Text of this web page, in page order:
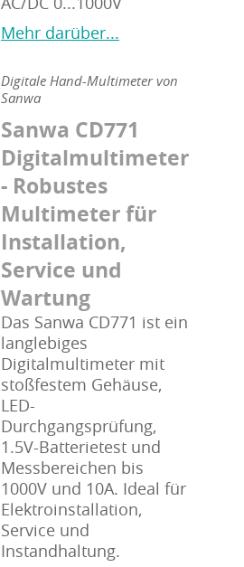
Mehr darüber...
Digitale Hand-Multimeter von
Sanwa
Sanwa CD771
Digitalmultimeter
- Robustes
Multimeter für
Installation,
Service und
Wartung
Das Sanwa CD771 ist ein
langlebiges
Digitalmultimeter mit
stoßfestem Gehäuse,
LED-
Durchgangsprüfung,
1.5V-Batterietest und
Messbereichen bis
1000V und 10A. Ideal für
Elektroinstallation,
Service und
Instandhaltung.